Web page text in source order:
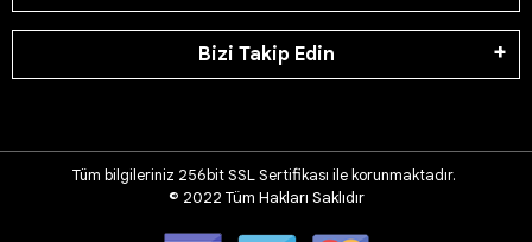
Bizi Takip Edin
Tüm bilgileriniz 256bit SSL Sertifikası ile korunmaktadır.
© 2022 Tüm Hakları Saklıdır